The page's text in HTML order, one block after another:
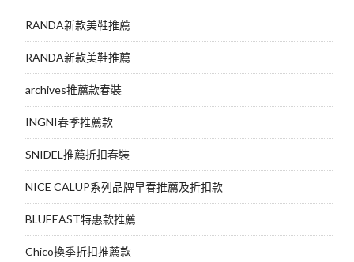
RANDA新款美鞋推薦
RANDA新款美鞋推薦
archives推薦款春裝
INGNI春季推薦款
SNIDEL推薦折扣春裝
NICE CALUP系列品牌早春推薦及折扣款
BLUEEAST特惠款推薦
Chico換季折扣推薦款